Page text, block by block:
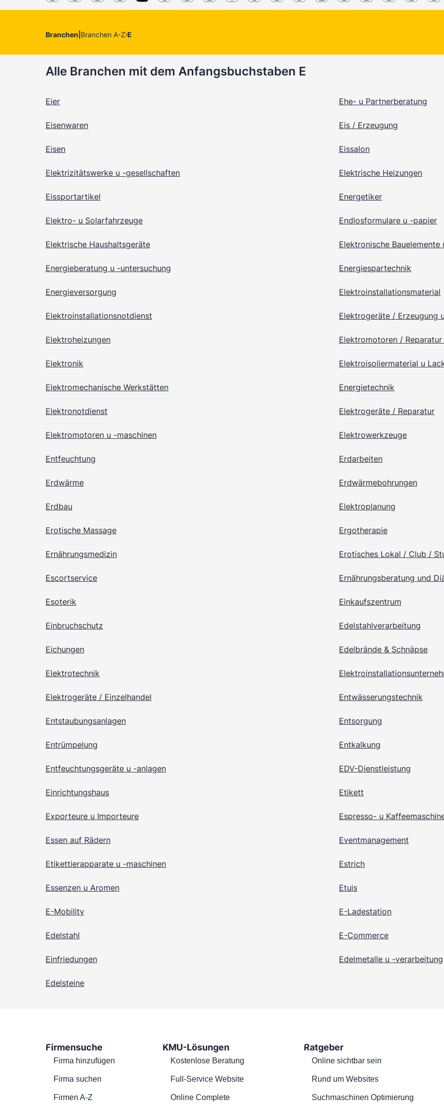
Branchen Branchen A-Z E
Alle Branchen mit dem Anfangsbuchstaben E
Eier Ehe- u Partnerberatung
Eisenwaren Eis / Erzeugung
Eisen Eissalon
Elektrizitätswerke u -gesellschaften Elektrische Heizungen
Eissportartikel Energetiker
Elektro- u Solarfahrzeuge Endlosformulare u -papier
Elektrische Haushaltsgeräte Elektronische Bauelemente
Energieberatung u -untersuchung Energiespartechnik
Energieversorgung Elektroinstallationsmaterial
Elektroinstallationsnotdienst Elektrogeräte / Erzeugung
Elektroheizungen Elektromotoren /
Elektronik Elektroisoliermaterial u
Elektromechanische Werkstätten Energietechnik
Elektronotdienst Elektrogeräte / Reparatur
Elektromotoren u -maschinen Elektrowerkzeuge
Entfeuchtung Erdarbeiten
Erdwärme Erdwärmebohrungen
Erdbau Elektroplanung
Erotische Massage Ergotherapie
Ernährungsmedizin Erotisches Lokal / Club /
Escortservice Ernährungsberatung und
Esoterik Einkaufszentrum
Einbruchschutz Edelstahlverarbeitung
Eichungen Edelbrände & Schnäpse
Elektrotechnik
Elektrogeräte / Einzelhandel Entwässerungstechnik
Entstaubungsanlagen Entsorgung
Entrümpelung Entkalkung
Entfeuchtungsgeräte u -anlagen EDV-Dienstleistung
Einrichtungshaus Etikett
Exporteure u Importeure Espresso- u
Essen auf Rädern Eventmanagement
Etikettierapparate u -maschinen Estrich
Essenzen u Aromen Etuis
E-Mobility E-Ladestation
Edelstahl E-Commerce
Einfriedungen Edelmetalle u -verarbeitung
Edelsteine
Firmensuche
Firma hinzufügen
Firma suchen
Firmen A-Z
KMU-Lösungen
Kostenlose Beratung
Full-Service Website
Online Complete
Ratgeber
Online sichtbar sein
Rund um Websites
Suchmaschinen Optimierung